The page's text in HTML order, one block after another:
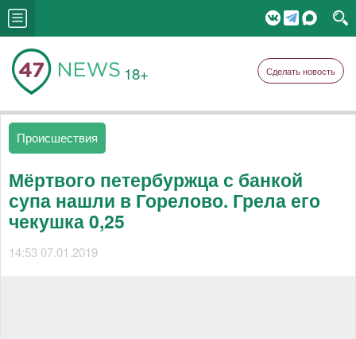
18+ Сделать новость
Происшествия
Мёртвого петербуржца с банкой
супа нашли в Горелово. Грела его
чекушка 0,25
14:53 07.01.2019